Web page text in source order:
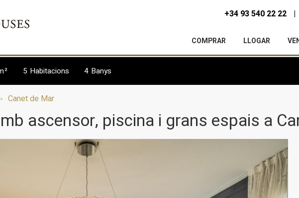
+34 93 540 22 22
COMPRAR LLOGAR
5 Habitacions 4 Banys
Canet de Mar
ascensor, piscina i grans espais a